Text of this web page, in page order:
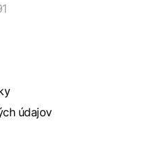
údajov